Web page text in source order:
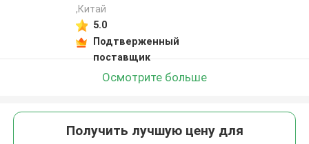
,Китай
5.0
Подтверженный
поставщик
Осмотрите больше
Получить лучшую цену для